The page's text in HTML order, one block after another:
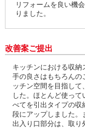
リフォームを良い機
りました。
改善案ご提出
キッチンにおける収納
手の良さはもちろんの
ッチン空間を目指して
した。ほとんど使っ
べてを引出タイプの収
段にアップしました。
出入り口部分は、取り